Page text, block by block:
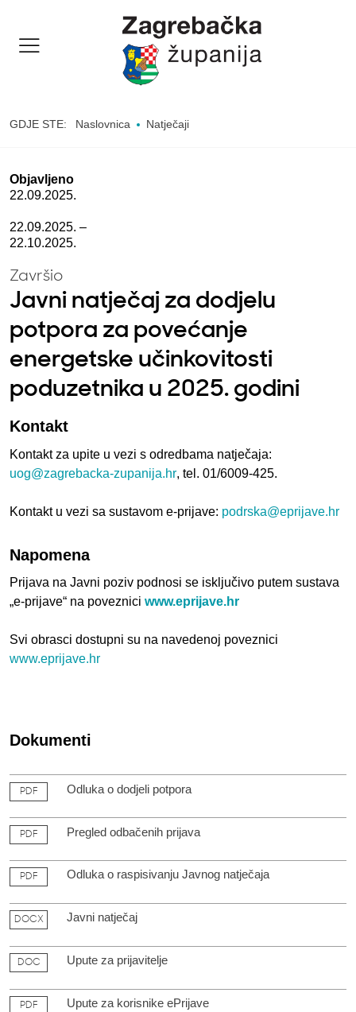
GDJE STE: Naslovnica Natječaji
Objavljeno
22.09.2025.
22.09.2025. –
22.10.2025.
Završio
Javni natječaj za dodjelu
potpora za povećanje
energetske učinkovitosti
poduzetnika u 2025. godini
Kontakt
Kontakt za upite u vezi s odredbama natječaja:
uog@zagrebacka-zupanija.hr, tel. 01/6009-425.
Kontakt u vezi sa sustavom e-prijave: podrska@eprijave.hr
Napomena
Prijava na Javni poziv podnosi se isključivo putem sustava
„e-prijave“ na poveznici www.eprijave.hr
Svi obrasci dostupni su na navedenoj poveznici
www.eprijave.hr
Dokumenti
PDF Odluka o dodjeli potpora
PDF Pregled odbačenih prijava
PDF Odluka o raspisivanju Javnog natječaja
DOCX Javni natječaj
DOC Upute za prijavitelje
PDF Upute za korisnike ePrijave